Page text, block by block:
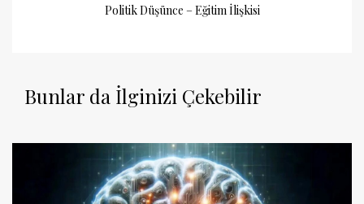
Politik Düşünce – Eğitim İlişkisi
Bunlar da İlginizi Çekebilir